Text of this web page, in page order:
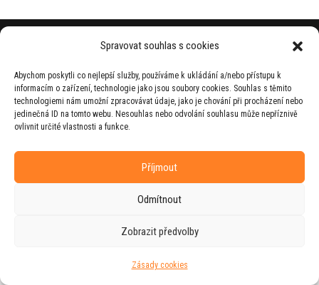
Spravovat souhlas s cookies
Abychom poskytli co nejlepší služby, používáme k ukládání a/nebo přístupu k
informacím o zařízení, technologie jako jsou soubory cookies. Souhlas s těmito
technologiemi nám umožní zpracovávat údaje, jako je chování při procházení nebo
jedinečná ID na tomto webu. Nesouhlas nebo odvolání souhlasu může nepříznivě
ovlivnit určité vlastnosti a funkce.
Příjmout
Odmítnout
Zobrazit předvolby
Zásady cookies
© 2026 Jiří Horecký – Osobní stránky Jiřího
Web vytvořila firmaRUDIve spolupráci s
agenturouZEST BRAND.